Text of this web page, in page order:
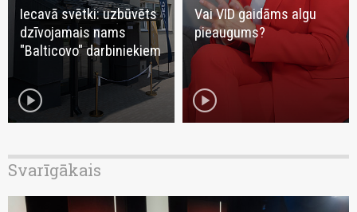
Iecavā svētki: uzbūvēts
dzīvojamais nams
"Balticovo" darbiniekiem
play_circle
Vai VID gaidāms algu
pieaugums?
play_circle
Svarīgākais